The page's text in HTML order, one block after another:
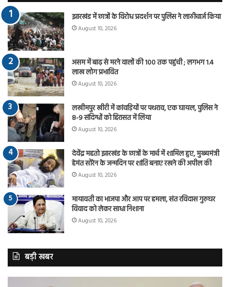
झारखंड में छात्रों के विरोध प्रदर्शन पर पुलिस ने लाठीचार्ज किया
August 10, 2026
असम में बाढ़ से मरने वालों की 100 तक पहुंची ; लगभग 1.4
लाख लोग प्रभावित
August 10, 2026
लखीमपुर खीरी में कांवड़ियों पर पथराव, एक घायल, पुलिस ने
8-9 संदिग्धों को हिरासत में लिया
August 10, 2026
देवेंद्र महतो झारखंड के छात्रों के मार्च में शामिल हुए, मुख्यमंत्री
हेमंत सोरेन के जन्मदिन पर शांति बनाए रखने की अपील की
August 10, 2026
मायावती का भाजपा और आप पर हमला, संत रविदास गुरुघर
विवाद को लेकर साधा निशाना
August 10, 2026
बड़ी खबर